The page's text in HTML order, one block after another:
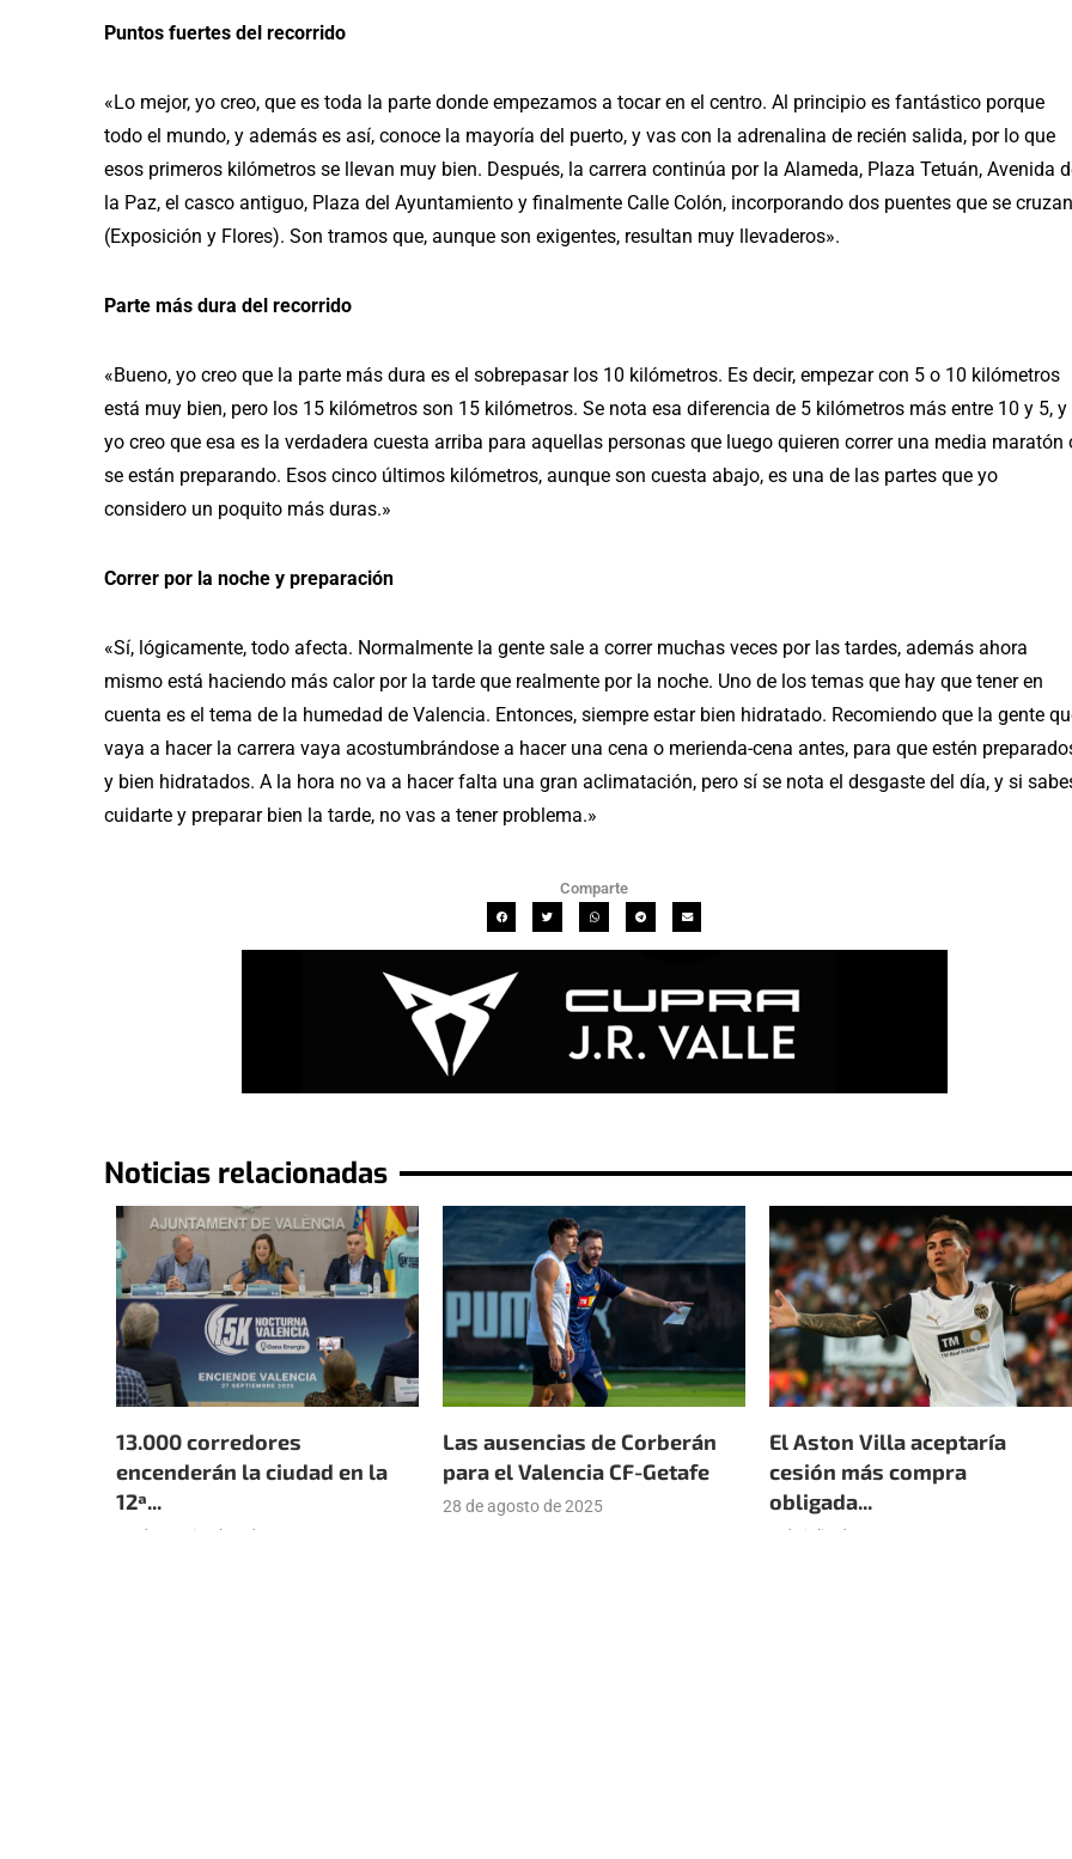
Puntos fuertes del recorrido
«Lo mejor, yo creo, que es toda la parte donde empezamos a tocar en el centro. Al principio es fantástico porque
todo el mundo, y además es así, conoce la mayoría del puerto, y vas con la adrenalina de recién salida, por lo que
esos primeros kilómetros se llevan muy bien. Después, la carrera continúa por la Alameda, Plaza Tetuán, Avenida
la Paz, el casco antiguo, Plaza del Ayuntamiento y finalmente Calle Colón, incorporando dos puentes que se cruzan
(Exposición y Flores). Son tramos que, aunque son exigentes, resultan muy llevaderos».
Parte más dura del recorrido
«Bueno, yo creo que la parte más dura es el sobrepasar los 10 kilómetros. Es decir, empezar con 5 o 10 kilómetros
está muy bien, pero los 15 kilómetros son 15 kilómetros. Se nota esa diferencia de 5 kilómetros más entre 10 y 5, y
yo creo que esa es la verdadera cuesta arriba para aquellas personas que luego quieren correr una media maratón
se están preparando. Esos cinco últimos kilómetros, aunque son cuesta abajo, es una de las partes que yo
considero un poquito más duras.»
Correr por la noche y preparación
«Sí, lógicamente, todo afecta. Normalmente la gente sale a correr muchas veces por las tardes, además ahora
mismo está haciendo más calor por la tarde que realmente por la noche. Uno de los temas que hay que tener en
cuenta es el tema de la humedad de Valencia. Entonces, siempre estar bien hidratado. Recomiendo que la gente
vaya a hacer la carrera vaya acostumbrándose a hacer una cena o merienda-cena antes, para que estén
y bien hidratados. A la hora no va a hacer falta una gran aclimatación, pero sí se nota el desgaste del día, y si
cuidarte y preparar bien la tarde, no vas a tener problema.»
Comparte
Noticias relacionadas
13.000 corredores
encenderán la ciudad en la
12ª...
25 de septiembre de 2025
Las ausencias de Corberán
para el Valencia CF-Getafe
28 de agosto de 2025
El Aston Villa aceptaría
cesión más compra
obligada...
9 de julio de 2025